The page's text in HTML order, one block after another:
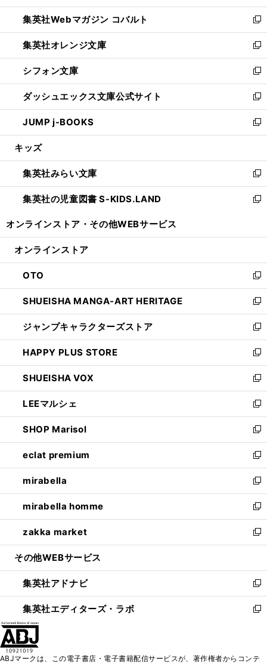
開
く
ウ
で
開
く
ン
ド
ウ
で
開
く
ウ
ィ
ン
ド
ウ
で
開
く
集英社Webマガジン コバルト
新
し
い
ウ
ィ
ン
ド
ウ
で
開
集英社オレンジ文庫
新
し
い
ウ
ィ
ン
ド
ウ
開
く
シフォン文庫
新
し
い
ウ
ィ
ン
ウ
で
開
く
ダッシュエックス文庫公式サイト
新
し
い
ウ
ン
ド
ウ
で
JUMP j-BOOKS
新
し
ウ
ィ
ン
ド
開
キッズ
集英社みらい文庫
新
し
い
ン
ウ
で
開
く
集英社の児童図書 S-KIDS.LAND
新
ウ
ン
ド
ウ
で
開
く
オンラインストア・ その他WEBサービス
オンラインストア
OTO
新
し
い
ウ
ィ
ン
ド
ウ
で
開
く
SHUEISHA MANGA-ART HERITAGE
新
し
い
ウ
ィ
ン
ド
ウ
で
開
く
ジャンプキャラクターズストア
新
し
い
ウ
ィ
ン
ド
ウ
で
開
く
HAPPY PLUS STORE
新
し
い
ウ
ィ
ン
ド
ウ
で
開
く
SHUEISHA VOX
新
し
い
ウ
ィ
ン
ド
ウ
で
開
く
LEEマルシェ
新
し
い
ウ
ィ
ン
ド
ウ
で
開
く
SHOP Marisol
新
し
い
ウ
ィ
ン
ド
ウ
で
開
eclat premium
新
し
い
ウ
ィ
ン
ド
ウ
開
く
mirabella
新
し
い
ウ
ィ
ン
ウ
で
開
く
mirabella homme
新
し
い
ウ
ン
ド
ウ
で
zakka market
新
し
ウ
ィ
ン
ド
く
その他WEBサービス
集英社アドナビ
新
し
い
ド
集英社エディターズ・ラボ
新
ィ
ABJマークは、この電子書店・電子書籍配信サービスが、著作権者からコンテ